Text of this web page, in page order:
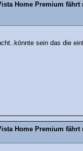
Home Premium
sein das die
Home Premium